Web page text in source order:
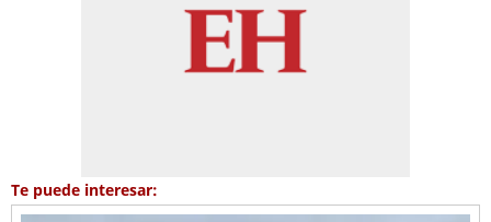
Te puede interesar: